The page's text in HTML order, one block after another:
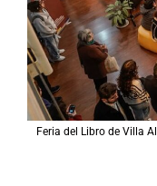
Feria del Libro de Villa